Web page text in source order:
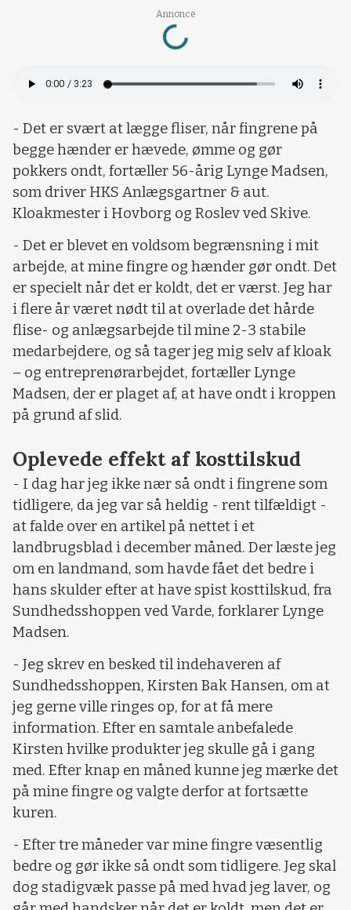
Annonce
Loading...
- Det er svært at lægge fliser, når fingrene på
begge hænder er hævede, ømme og gør
pokkers ondt, fortæller 56-årig Lynge Madsen,
som driver HKS Anlægsgartner & aut.
Kloakmester i Hovborg og Roslev ved Skive.
- Det er blevet en voldsom begrænsning i mit
arbejde, at mine fingre og hænder gør ondt. Det
er specielt når det er koldt, det er værst. Jeg har
i flere år været nødt til at overlade det hårde
flise- og anlægsarbejde til mine 2-3 stabile
medarbejdere, og så tager jeg mig selv af kloak
– og entreprenørarbejdet, fortæller Lynge
Madsen, der er plaget af, at have ondt i kroppen
på grund af slid.
Oplevede effekt af kosttilskud
- I dag har jeg ikke nær så ondt i fingrene som
tidligere, da jeg var så heldig - rent tilfældigt -
at falde over en artikel på nettet i et
landbrugsblad i december måned. Der læste jeg
om en landmand, som havde fået det bedre i
hans skulder efter at have spist kosttilskud, fra
Sundhedsshoppen ved Varde, forklarer Lynge
Madsen.
- Jeg skrev en besked til indehaveren af
Sundhedsshoppen, Kirsten Bak Hansen, om at
jeg gerne ville ringes op, for at få mere
information. Efter en samtale anbefalede
Kirsten hvilke produkter jeg skulle gå i gang
med. Efter knap en måned kunne jeg mærke det
på mine fingre og valgte derfor at fortsætte
kuren.
- Efter tre måneder var mine fingre væsentlig
bedre og gør ikke så ondt som tidligere. Jeg skal
dog stadigvæk passe på med hvad jeg laver, og